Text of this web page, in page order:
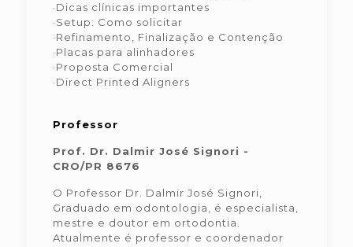
·Dicas clínicas importantes
·Setup: Como solicitar
·Refinamento, Finalização e Contenção
·Placas para alinhadores
·Proposta Comercial
·Direct Printed Aligners
Professor
Prof. Dr. Dalmir José Signori -
CRO/PR 8676
O Professor Dr. Dalmir José Signori,
Graduado em odontologia, é especialista,
mestre e doutor em ortodontia.
Atualmente é professor e coordenador